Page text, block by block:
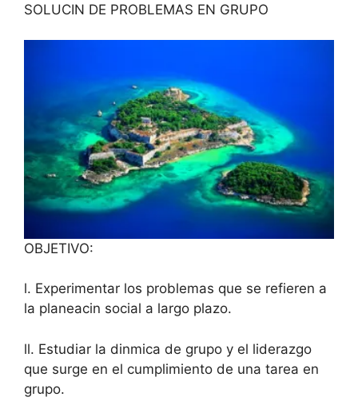
SOLUCIN DE PROBLEMAS EN GRUPO
OBJETIVO:
l. Experimentar los problemas que se refieren a
la planeacin social a largo plazo.
ll. Estudiar la dinmica de grupo y el liderazgo
que surge en el cumplimiento de una tarea en
grupo.